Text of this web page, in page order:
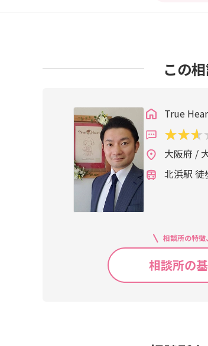
この
True
大阪府 /
北浜駅 徒
相談所の特徴
相談所の